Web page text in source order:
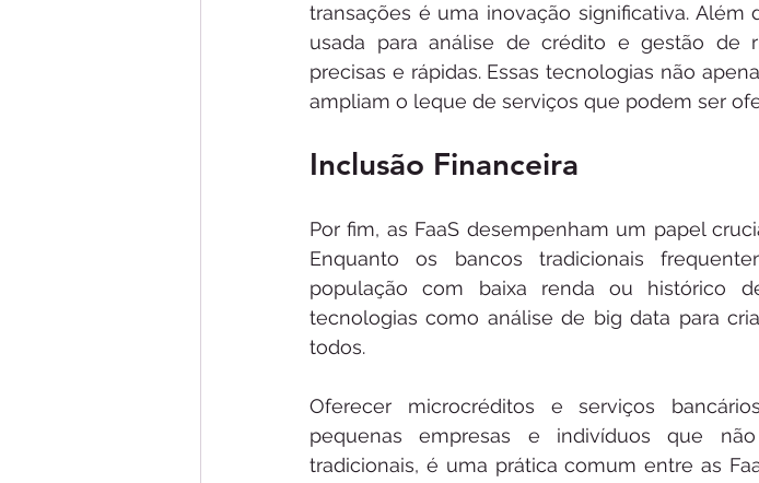
transações é uma inovação significativa.
usada para análise de crédito e gestão de
precisas e rápidas. Essas tecnologias não
ampliam o leque de serviços que podem ser
Inclusão Financeira
Por fim, as FaaS desempenham um papel
Enquanto os bancos tradicionais
população com baixa renda ou histórico
tecnologias como análise de big data para
todos.
Oferecer microcréditos e serviços
pequenas empresas e indivíduos que
tradicionais, é uma prática comum entre as